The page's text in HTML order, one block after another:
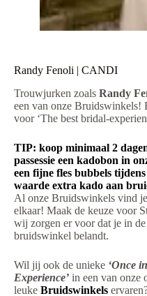
Randy Fenoli | CANDI
Trouwjurken zoals Randy
een van onze Bruidswinkels!
voor ‘The best bridal-
TIP: koop minimaal 2
passessie een kadobon in
een fijne fles bubbels
waarde extra kado aan
Al onze Bruidswinkels vind
elkaar! Maak de keuze voor
wij zorgen er voor dat je in
bruidswinkel belandt.
Wil jij ook de unieke ‘Once
Experience’ in een van onze
leuke Bruidswinkels